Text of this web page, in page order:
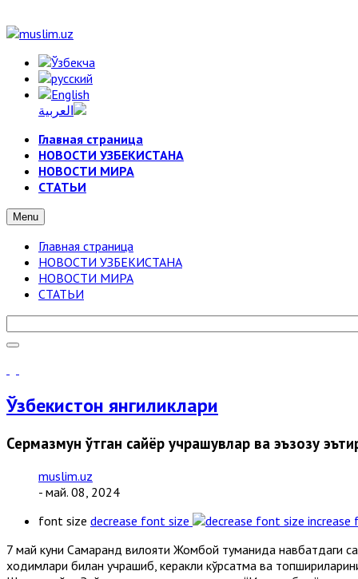
Главная страница
НОВОСТИ УЗБЕКИСТАНА
НОВОСТИ МИРА
СТАТЬИ
Menu
Главная страница
НОВОСТИ УЗБЕКИСТАНА
НОВОСТИ МИРА
СТАТЬИ
Ўзбекистон янгиликлари
Сермазмун ўтган сайёр учрашувлар ва эъзозу
muslim.uz
- май. 08, 2024
font size decrease font size
increase
7 май куни Самарқанд вилояти Жомбой туманида навбатдаги
ходимлари билан учрашиб, керакли кўрсатма ва